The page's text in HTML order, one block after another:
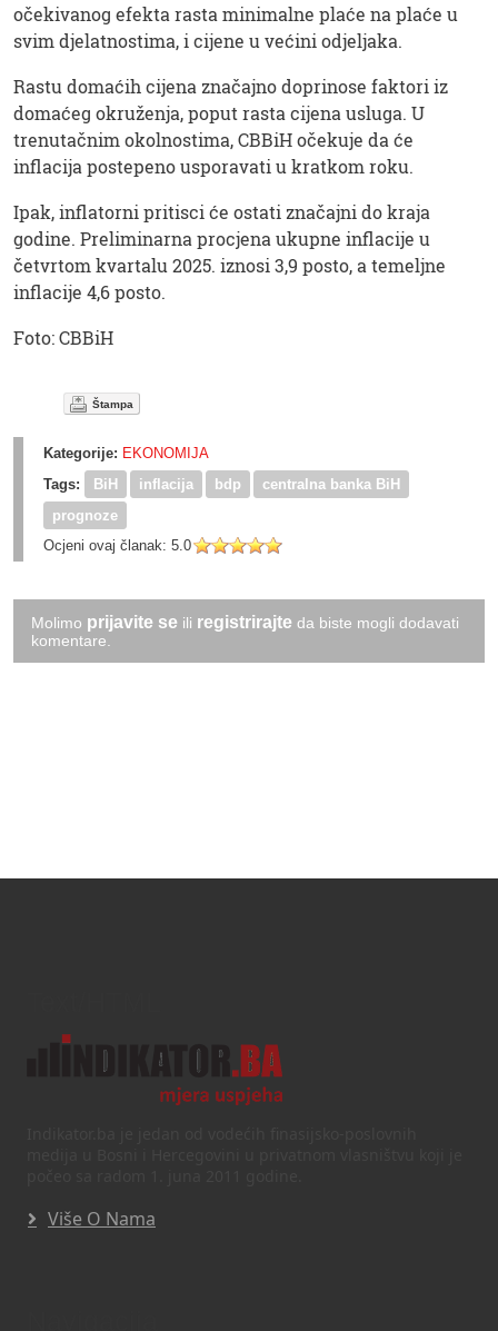
očekivanog efekta rasta minimalne plaće na plaće u
svim djelatnostima, i cijene u većini odjeljaka.
Rastu domaćih cijena značajno doprinose faktori iz
domaćeg okruženja, poput rasta cijena usluga. U
trenutačnim okolnostima, CBBiH očekuje da će
inflacija postepeno usporavati u kratkom roku.
Ipak, inflatorni pritisci će ostati značajni do kraja
godine. Preliminarna procjena ukupne inflacije u
četvrtom kvartalu 2025. iznosi 3,9 posto, a temeljne
inflacije 4,6 posto.
Foto: CBBiH
Štampa
Kategorije: EKONOMIJA
Tags:
BiH inflacija bdp
centralna banka BiH
prognoze
Ocjeni ovaj članak: 5.0
Molimo prijavite se ili registrirajte da biste mogli dodavati
komentare.
Više O Nama